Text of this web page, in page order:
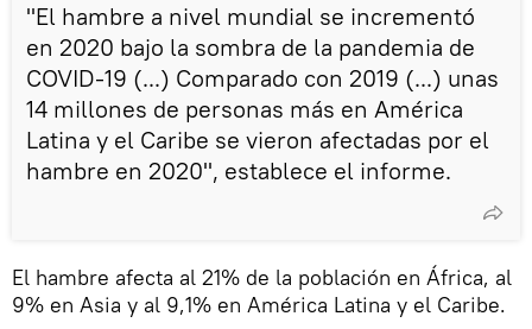
"El hambre a nivel mundial se incrementó
en 2020 bajo la sombra de la pandemia de
COVID-19 (...) Comparado con 2019 (...) unas
14 millones de personas más en América
Latina y el Caribe se vieron afectadas por el
hambre en 2020", establece el informe.
El hambre afecta al 21% de la población en África, al
9% en Asia y al 9,1% en América Latina y el Caribe.